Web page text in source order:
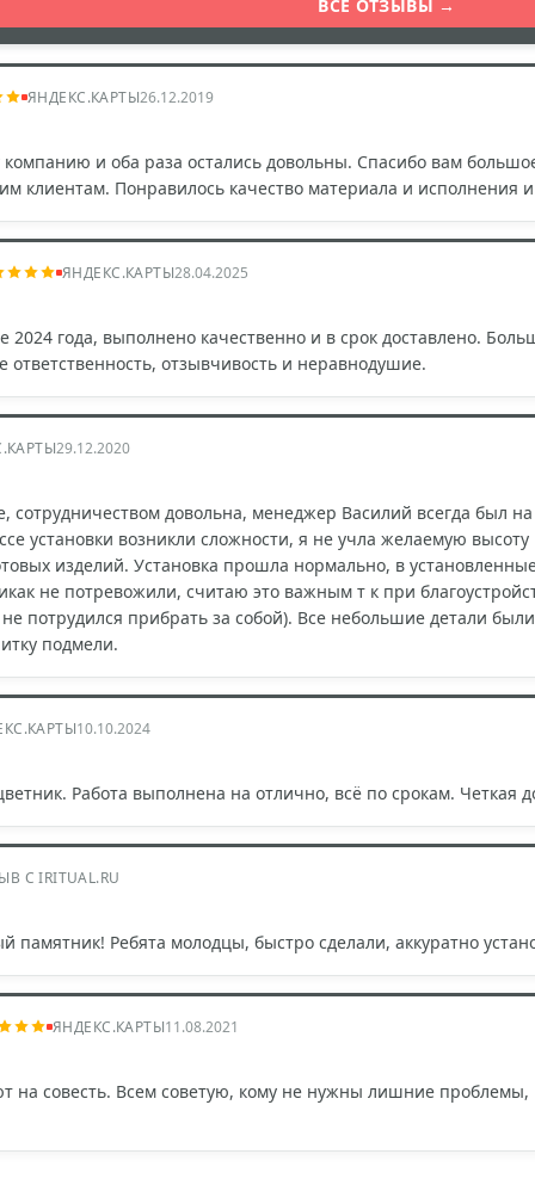
ВСЕ ОТЗЫВЫ →
ЯНДЕКС.КАРТЫ26.12.2019
и оба раза остались довольны. Спасибо вам
клиентам. Понравилось качество материала и
ЯНДЕКС.КАРТЫ28.04.2025
года, выполнено качественно и в срок доставлено.
отзывчивость и неравнодушие.
29.12.2020
довольна, менеджер Василий всегда был
установки возникли сложности, я не учла желаемую
изделий. Установка прошла нормально, в
не потревожили, считаю это важным т к при
потрудился прибрать за собой). Все небольшие детали
подмели.
10.10.2024
Работа выполнена на отлично, всё по срокам. Четкая
С IRITUAL.RU
памятник! Ребята молодцы, быстро сделали, аккуратно
ЯНДЕКС.КАРТЫ11.08.2021
на совесть. Всем советую, кому не нужны лишние